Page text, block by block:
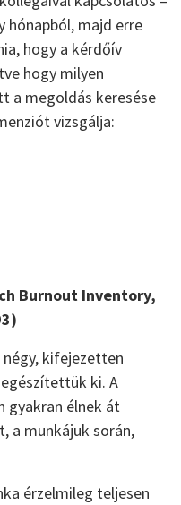
hónapból, majd erre
hogy a kérdőív
hogy milyen
a megoldás keresése
vizsgálja:
Burnout Inventory,
kifejezetten
ki. A
gyakran élnek át
a munkájuk során,
érzelmileg teljesen